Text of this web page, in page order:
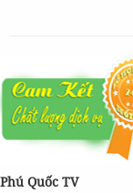
Phú Quốc TV